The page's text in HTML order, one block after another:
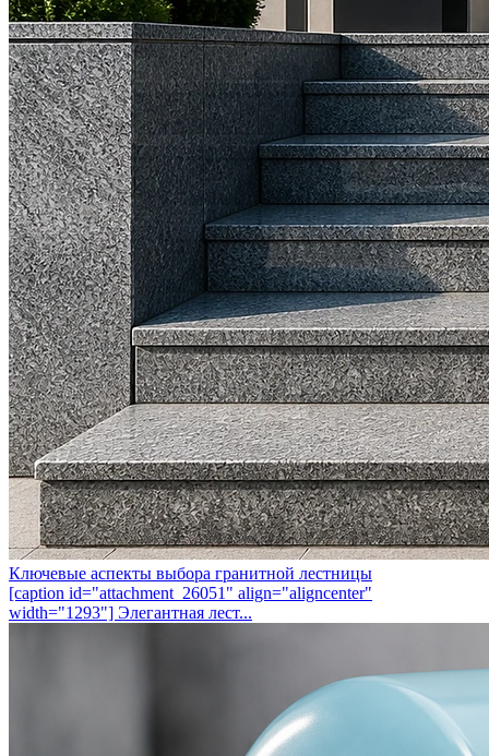
Ключевые аспекты выбора гранитной лестницы
[caption id="attachment_26051" align="aligncenter"
width="1293"] Элегантная лест...